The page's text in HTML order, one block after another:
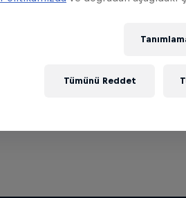
Tümünü Reddet